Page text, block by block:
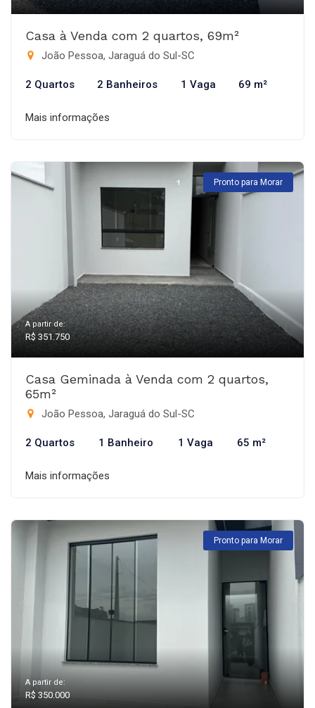
Casa à Venda com 2 quartos, 69m²
João Pessoa, Jaraguá do Sul-SC
2 Quartos 2 Banheiros 1 Vaga 69 m²
Mais informações
Pronto para Morar
A partir de:
R$ 351.750
Casa Geminada à Venda com 2 quartos,
65m²
João Pessoa, Jaraguá do Sul-SC
2 Quartos 1 Banheiro 1 Vaga 65 m²
Mais informações
Pronto para Morar
A partir de:
R$ 350.000